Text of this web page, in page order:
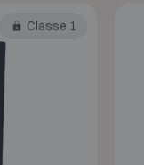
Classe 1